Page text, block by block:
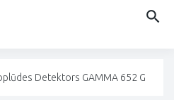
Detektors GAMMA 652 G